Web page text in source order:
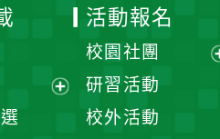
活動報名
校園社團
研習活動
校外活動